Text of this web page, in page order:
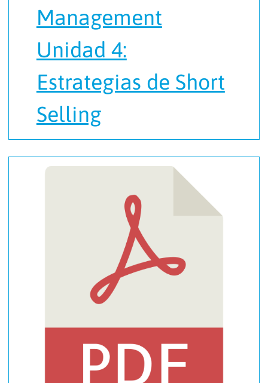
Management
Unidad 4:
Estrategias de Short
Selling